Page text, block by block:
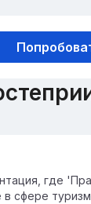
где
в сфере